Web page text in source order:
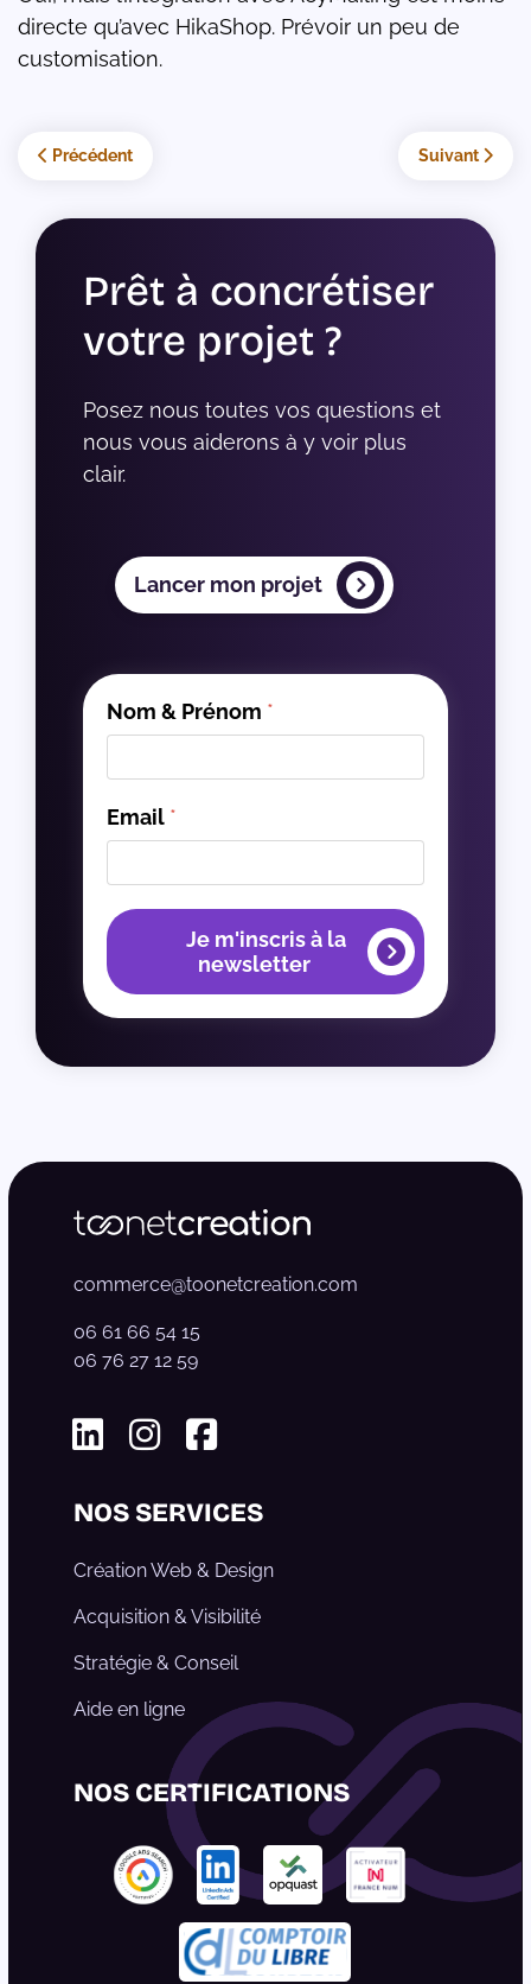
directe qu’avec HikaShop. Prévoir un peu de
customisation.
Article précédent : WooCommerce et Click & Collect :
Précédent Article
Suivant
Prêt à concrétiser
votre projet ?
Posez nous toutes vos questions et
nous vous aiderons à y voir plus
clair.
Lancer mon projet
Nom & Prénom *
Email *
Je m'inscris à la
newsletter
commerce@toonetcreation.com
06 61 66 54 15
06 76 27 12 59
NOS SERVICES
Création Web & Design
Acquisition & Visibilité
Stratégie & Conseil
Aide en ligne
NOS CERTIFICATIONS